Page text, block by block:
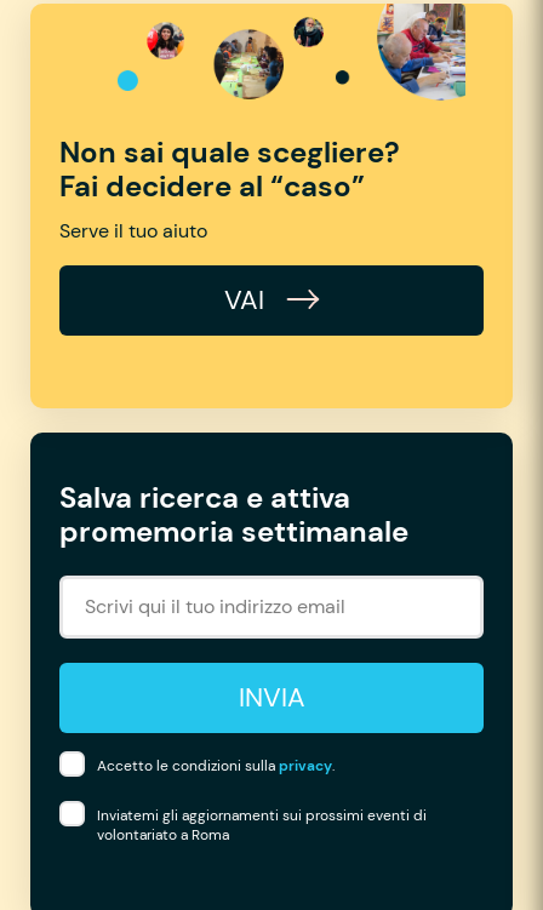
Non sai quale scegliere?
Fai decidere al “caso”
Serve il tuo aiuto
VAI
Salva ricerca e attiva
promemoria settimanale
INVIA
Accetto le condizioni sullaprivacy.
Inviatemi gli aggiornamenti sui prossimi eventi di
volontariato a Roma